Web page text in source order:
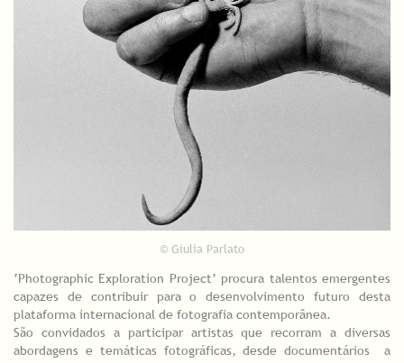
© Giulia Parlato
‘Photographic Exploration Project’ procura talentos emergentes
capazes de contribuir para o desenvolvimento futuro desta
plataforma internacional de fotografia contemporânea.
São convidados a participar artistas que recorram a diversas
abordagens e temáticas fotográficas, desde documentários a